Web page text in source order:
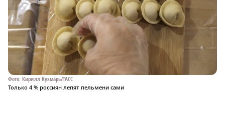
Фото: Кирилл Кухмарь/ТАСС
Только 4 % россиян лепят пельмени сами